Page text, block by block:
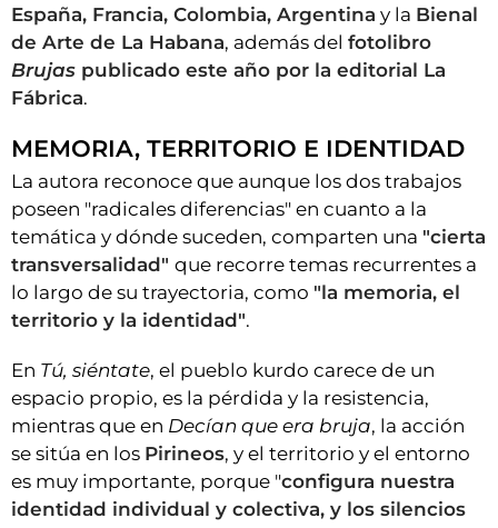
España, Francia, Colombia, Argentina y la Bienal
de Arte de La Habana, además del fotolibro
Brujas publicado este año por la editorial La
Fábrica.
MEMORIA, TERRITORIO E IDENTIDAD
La autora reconoce que aunque los dos trabajos
poseen "radicales diferencias" en cuanto a la
temática y dónde suceden, comparten una "cierta
transversalidad" que recorre temas recurrentes a
lo largo de su trayectoria, como "la memoria, el
territorio y la identidad".
En Tú, siéntate, el pueblo kurdo carece de un
espacio propio, es la pérdida y la resistencia,
mientras que en Decían que era bruja, la acción
se sitúa en los Pirineos, y el territorio y el entorno
es muy importante, porque "configura nuestra
identidad individual y colectiva, y los silencios